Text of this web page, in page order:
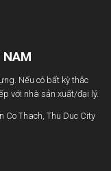
NAM
Nếu có bất kỳ thắc
với nhà sản xuất/đại lý.
Co Thach, Thu Duc City